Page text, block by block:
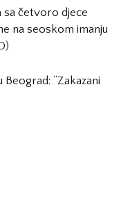
sa četvoro djece
na seoskom imanju
“Zakazani